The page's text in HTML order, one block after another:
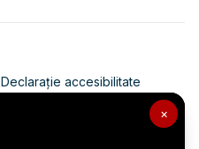
×
Declarație accesibilitate
Politica de confidențialitate